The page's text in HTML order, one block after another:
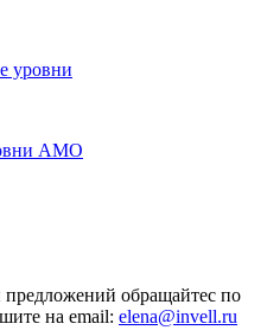
уровни
AMO
предложений обращайтес по
на email: elena@invell.ru